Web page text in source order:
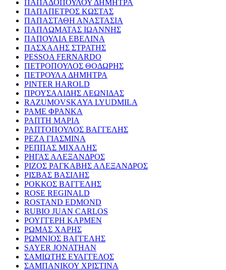
ΠΑΠΑΔΟΠΟΥΛΟΥ ΔΗΜΗΤΡΑ
ΠΑΠΑΠΕΤΡΟΣ ΚΩΣΤΑΣ
ΠΑΠΑΣΤΑΘΗ ΑΝΑΣΤΑΣΙΑ
ΠΑΠΛΩΜΑΤΑΣ ΙΩΑΝΝΗΣ
ΠΑΠΟΥΛΙΑ ΕΒΕΛΙΝΑ
ΠΑΣΧΑΛΗΣ ΣΤΡΑΤΗΣ
PESSOA FERNARDO
ΠΕΤΡΟΠΟΥΛΟΣ ΘΟΔΩΡΗΣ
ΠΕΤΡΟΥΛΑ ΔΗΜΗΤΡΑ
PINTER HAROLD
ΠΡΟΥΣΑΛΙΔΗΣ ΛΕΩΝΙΔΑΣ
RAZUMOVSKAYA LYUDMILA
ΡΑΜΕ ΦΡΑΝΚΑ
ΡΑΠΤΗ ΜΑΡΙΑ
ΡΑΠΤΟΠΟΥΛΟΣ ΒΑΓΓΕΛΗΣ
ΡΕΖΑ ΓΙΑΣΜΙΝΑ
ΡΕΠΠΑΣ ΜΙΧΑΛΗΣ
ΡΗΓΑΣ ΑΛΕΞΑΝΔΡΟΣ
ΡΙΖΟΣ ΡΑΓΚΑΒΗΣ ΑΛΕΞΑΝΔΡΟΣ
ΡΙΣΒΑΣ ΒΑΣΙΛΗΣ
ΡΟΚΚΟΣ ΒΑΓΓΕΛΗΣ
ROSE REGINALD
ROSTAND EDMOND
RUBIO JUAN CARLOS
ΡΟΥΓΓΕΡΗ ΚΑΡΜΕΝ
ΡΩΜΑΣ ΧΑΡΗΣ
ΡΩΜΝΙΟΣ ΒΑΓΓΕΛΗΣ
SAYER JONATHAN
ΣΑΜΙΩΤΗΣ ΕΥΑΓΓΕΛΟΣ
ΣΑΜΠΑΝΙΚΟΥ ΧΡΙΣΤΙΝΑ